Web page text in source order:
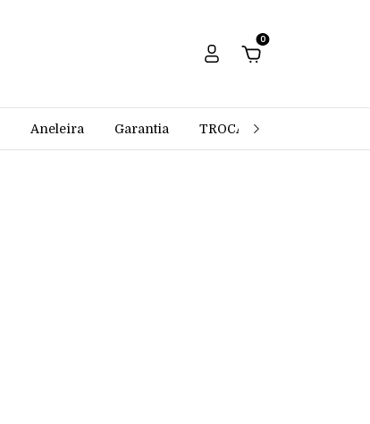
0
Aneleira Garantia TROCAS E DEVOLUÇÕES